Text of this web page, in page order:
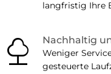
langfristig Ihre
nature Nachhaltig
Weniger
gesteuerte